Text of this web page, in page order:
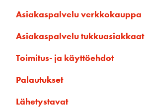
Asiakaspalvelu verkkokauppa
Asiakaspalvelu tukkuasiakkaat
Toimitus- ja käyttöehdot
Palautukset
Lähetystavat